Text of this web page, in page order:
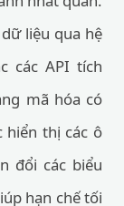
liệu qua hệ
các API tích
mã hóa có
hiển thị các ô
đổi các biểu
hạn chế tối